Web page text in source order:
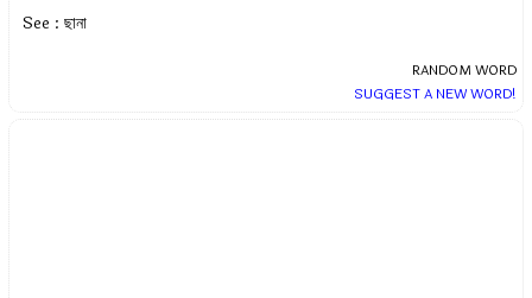
See : ছানা
RANDOM WORD
SUGGEST A NEW WORD!